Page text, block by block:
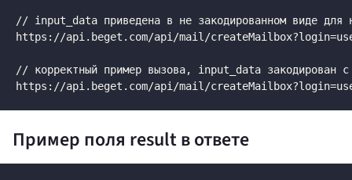
// input_data приведена в не закодированном виде для
https://api.beget.com/api/mail/
// корректный пример вызова, input_data закодирован
https://api.beget.com/api/mail/
Пример поля result в ответе